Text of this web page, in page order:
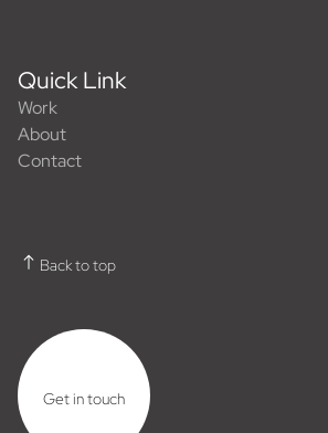
Quick Link
Work
About
Contact
Back to top
Get in touch